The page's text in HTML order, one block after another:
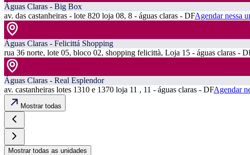
Águas Claras - Big Box
av. das castanheiras - lote 820 loja 08, 8 - águas claras - DFAgendar nessa
Águas Claras - Felicittá Shopping
rua 36 norte, lote 05, bloco 02, shopping felicittà, Loja 15 - águas claras -
Águas Claras - Real Esplendor
av. castanheiras lotes 1310 e 1370 loja 11 , 11 - águas claras - DFAgendar
Mostrar todas
Mostrar todas as unidades